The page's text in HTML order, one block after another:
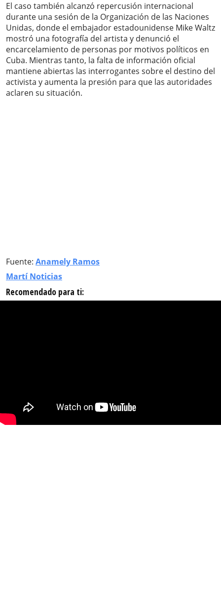
El caso también alcanzó repercusión internacional
durante una sesión de la Organización de las Naciones
Unidas, donde el embajador estadounidense Mike Waltz
mostró una fotografía del artista y denunció el
encarcelamiento de personas por motivos políticos en
Cuba. Mientras tanto, la falta de información oficial
mantiene abiertas las interrogantes sobre el destino del
activista y aumenta la presión para que las autoridades
aclaren su situación.
Fuente: Anamely Ramos
Martí Noticias
Recomendado para ti: